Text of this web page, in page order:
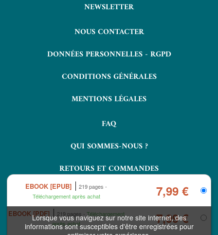
Lorsque vous naviguez sur notre site internet, des
informations sont susceptibles d'être enregistrées pour
EBOOK [EPUB]
219 pages
Téléchargement après achat
7,99 €
EBOOK [PDF] 219 pages
Téléchargement
après achat
7,99 €
NEWSLETTER
NOUS CONTACTER
DONNÉES PERSONNELLES - RGPD
CONDITIONS GÉNÉRALES
MENTIONS LÉGALES
FAQ
QUI SOMMES-NOUS ?
RETOURS ET COMMANDES